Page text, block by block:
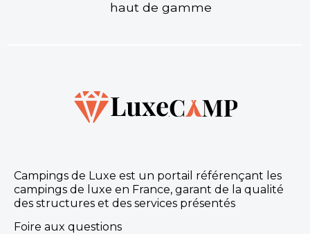
Camping Les Blés d’Or
Aucune information tarifaire disponible
haut de gamme
Campings de Luxe est un portail référençant les
campings de luxe en France, garant de la qualité
des structures et des services présentés
Foire aux questions